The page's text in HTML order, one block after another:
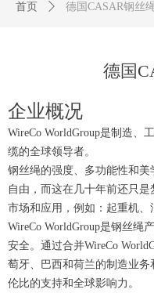
德国
企业概况
WireCo WorldGroup是制造、
缆的全球领导者。
钢丝绳的强度、多功能性和
自由，而这在几十年前还只
市场和应用，例如：起重机
WireCo WorldGroup是钢丝绳
安全。通过合并WireCo
萄牙、巴西和荷兰的制造业
伦比的支持和全球影响力。
首页 ꄲ 德国CASAR钢丝